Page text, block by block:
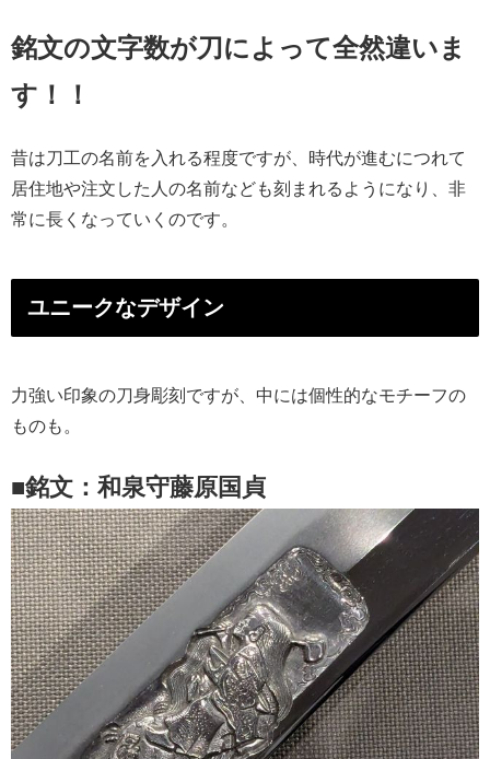
銘文の文字数が刀によって全然違いま
す！！
昔は刀工の名前を入れる程度ですが、時代が進むにつれて
居住地や注文した人の名前なども刻まれるようになり、非
常に長くなっていくのです。
ユニークなデザイン
力強い印象の刀身彫刻ですが、中には個性的なモチーフの
ものも。
■銘文：和泉守藤原国貞